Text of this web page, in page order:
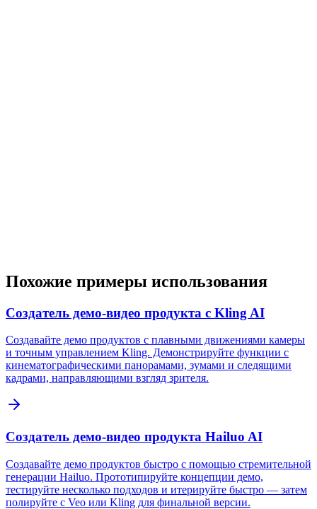
Похожие примеры использования
Создатель демо-видео продукта с Kling AI
Создавайте демо продуктов с плавными движениями камеры
и точным управлением Kling. Демонстрируйте функции с
кинематографическими панорамами, зумами и следящими
кадрами, направляющими взгляд зрителя.
Создатель демо-видео продукта Hailuo AI
Создавайте демо продуктов быстро с помощью стремительной
генерации Hailuo. Прототипируйте концепции демо,
тестируйте несколько подходов и итерируйте быстро — затем
полируйте с Veo или Kling для финальной версии.